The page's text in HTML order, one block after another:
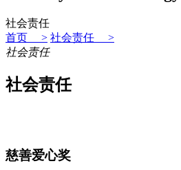
社会责任
首页 > 社会责任 >
社会责任
社会责任
慈善爱心奖